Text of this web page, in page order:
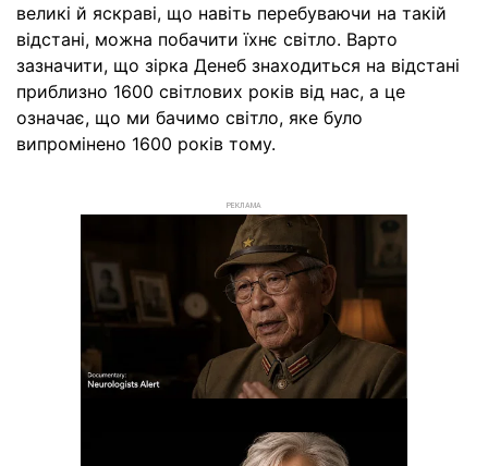
великі й яскраві, що навіть перебуваючи на такій
відстані, можна побачити їхнє світло. Варто
зазначити, що зірка Денеб знаходиться на відстані
приблизно 1600 світлових років від нас, а це
означає, що ми бачимо світло, яке було
випромінено 1600 років тому.
РЕКЛАМА